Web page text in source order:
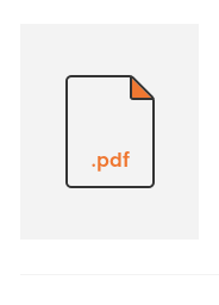
.pdf